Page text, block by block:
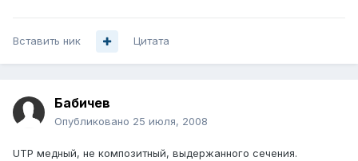
Вставить ник Цитата
Бабичев
Опубликовано 25 июля, 2008
UTP медный, не композитный, выдержанного сечения.